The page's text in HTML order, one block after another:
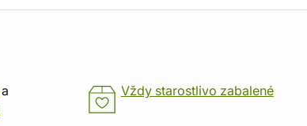
a
Vždy starostlivo zabalené